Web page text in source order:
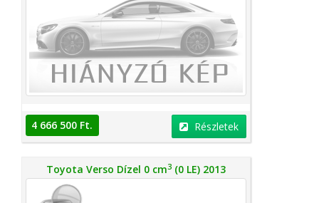
4 666 500 Ft. Részletek
Toyota Verso Dízel 0 cm3 (0 LE) 2013